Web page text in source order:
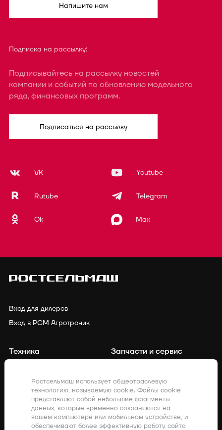
Напишите нам
Подписка на рассылку:
Подписывайтесь на рассылку новостей
компании и событий по обновлению модельного
ряда, финансовых программ.
Подписаться на рассылку
VK Youtube
Rutube Telegram
Ok Max
Вход для дилеров
Вход в РСМ Агротроник
Техника
Точное земледелие
Закупки
Запчасти и сервис
Клиенты о нас
Акции
Ростсельмаш использует общеотраслевую
технологию, называемую cookie. Файлы cookie
представляют собой небольшие фрагменты
данных, которые временно сохраняются на
вашем компьютере или мобильном устройстве, и
обеспечивают более эффективную работу сайта